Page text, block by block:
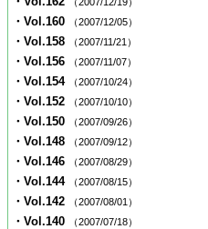
・Vol.160 （2007/12/05）
・Vol.158 （2007/11/21）
・Vol.156 （2007/11/07）
・Vol.154 （2007/10/24）
・Vol.152 （2007/10/10）
・Vol.150 （2007/09/26）
・Vol.148 （2007/09/12）
・Vol.146 （2007/08/29）
・Vol.144 （2007/08/15）
・Vol.142 （2007/08/01）
・Vol.140 （2007/07/18）